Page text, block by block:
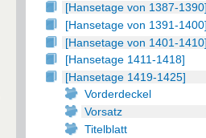
[Hansetage von 1387-
[Hansetage von 1391-
[Hansetage von 1401-
[Hansetage 1411-1418]
[Hansetage 1419-1425]
Vorderdeckel
Vorsatz
Titelblatt